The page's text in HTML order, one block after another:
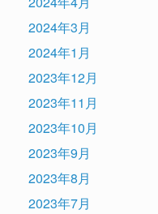
2024年3月
2024年1月
2023年12月
2023年11月
2023年10月
2023年9月
2023年8月
2023年7月